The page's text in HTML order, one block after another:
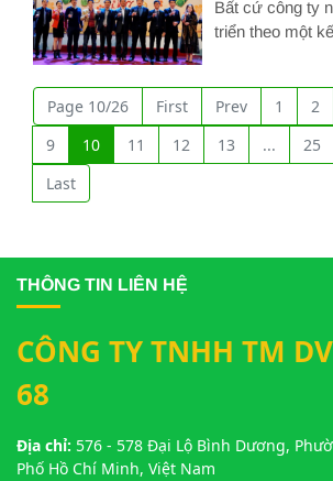
Bất cứ công ty
triển theo một
người ta sẽ
công việc đã
Page 10/26 First Prev 1 2
9
10 11 12 13 ... 25
Last
THÔNG TIN LIÊN HỆ
CÔNG TY TNHH TM
68
Địa chỉ: 576 - 578 Đại Lộ Bình Dương,
Phố Hồ Chí Minh, Việt Nam